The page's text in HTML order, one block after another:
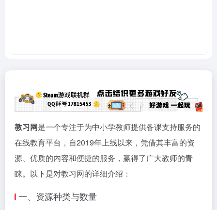
教习网是一个专注于为中小学教师提供备课支持服务的
在线教育平台，自2019年上线以来，凭借其丰富的资
源、优质的内容和便捷的服务，赢得了广大教师的青
睐。以下是对教习网的详细介绍：
一、资源种类与数量